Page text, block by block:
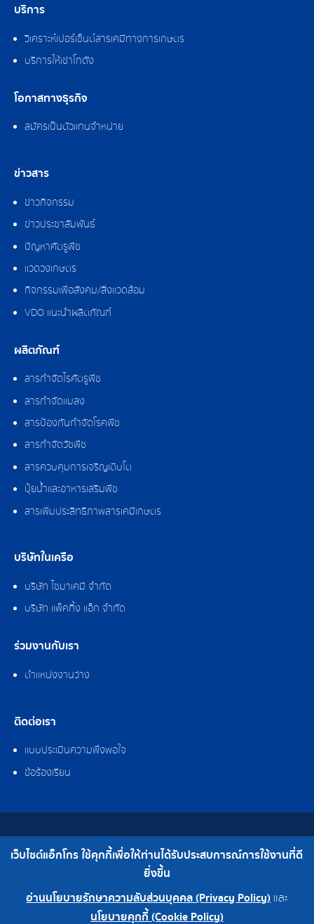
บริการ
วิเคราะห์เปอร์เซ็นต์สารเคมีทางการเกษตร
บริการให้เช่าโกดัง
โอกาสทางธุรกิจ
สมัครเป็นตัวแทนจำหน่าย
ข่าวสาร
ข่าวกิจกรรม
ข่าวประชาสัมพันธ์
ปัญหาศัตรูพืช
แวดวงเกษตร
กิจกรรมเพื่อสังคม/สิ่งแวดล้อม
VDO แนะนำผลิตภัณฑ์
ผลิตภัณฑ์
สารกำจัดไรศัตรูพืช
สารกำจัดแมลง
สารป้องกันกำจัดโรคพืช
สารกำจัดวัชพืช
สารควบคุมการเจริญเติบโต
ปุ๋ยน้ำและอาหารเสริมพืช
สารเพิ่มประสิทธิภาพสารเคมีเกษตร
บริษัทในเครือ
บริษัท ไซมาเคมี จำกัด
บริษัท แพ็คกิ้ง แอ็ก จำกัด
ร่วมงานกับเรา
ตำแหน่งงานว่าง
ติดต่อเรา
แบบประเมินความพึงพอใจ
ข้อร้องเรียน
สงวนลิขสิทธิ์ © 2562 บริษัท แอ็กโกร (ประเทศไทย) จำกัด
เบอร์โทร : 0-2308-2102 | โทรสาร : 0-2308-2487
เว็บไซต์แอ็กโกร ใช้คุกกี้เพื่อให้ท่านได้รับประสบการณ์การใช้งานที่ดี
ยิ่งขึ้น
อ่านนโยบายรักษาความลับส่วนบุคคล (Privacy Policy) และ
นโยบายคุกกี้ (Cookie Policy)
0-2308-2102
โรงงาน 0-2324-0515-6